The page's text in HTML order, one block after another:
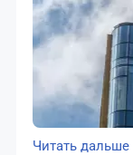
Читать